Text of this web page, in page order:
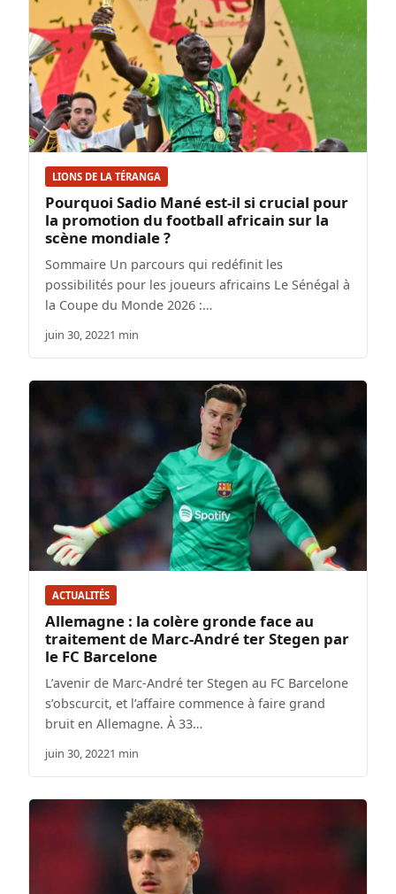
LIONS DE LA TÉRANGA
Pourquoi Sadio Mané est-il si crucial pour
la promotion du football africain sur la
scène mondiale ?
Sommaire Un parcours qui redéfinit les
possibilités pour les joueurs africains Le Sénégal à
la Coupe du Monde 2026 :…
juin 30, 20221 min
ACTUALITÉS
Allemagne : la colère gronde face au
traitement de Marc-André ter Stegen par
le FC Barcelone
L’avenir de Marc-André ter Stegen au FC Barcelone
s’obscurcit, et l’affaire commence à faire grand
bruit en Allemagne. À 33…
juin 30, 20221 min